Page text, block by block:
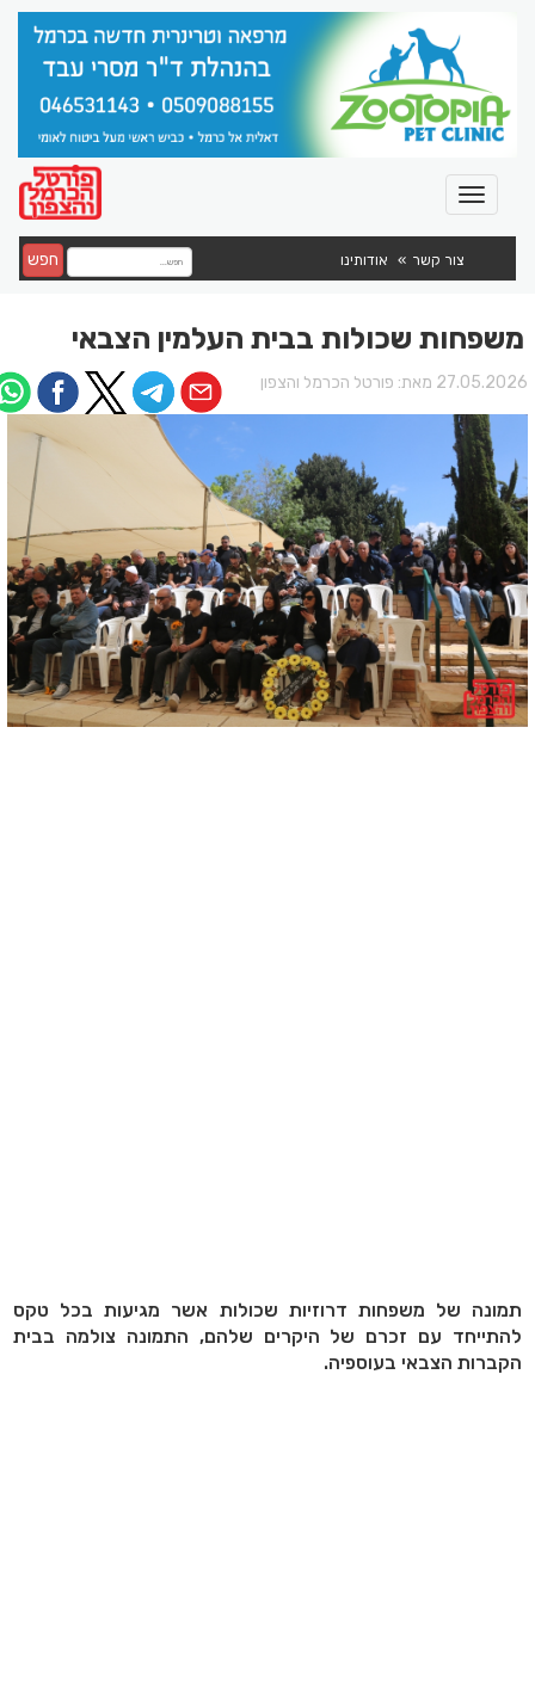
צור קשר אודותינו חפש
משפחות שכולות בבית העלמין הצבאי
מאת: פורטל הכרמל והצפון
תמונה של משפחות דרוזיות שכולות אשר מגיעות בכל טקס
להתייחד עם זכרם של היקרים שלהם, התמונה צולמה בבית
הקברות הצבאי בעוספיה.